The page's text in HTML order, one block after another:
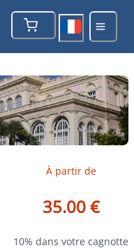
À partir de
35.00 €
10% dans votre cagnotte